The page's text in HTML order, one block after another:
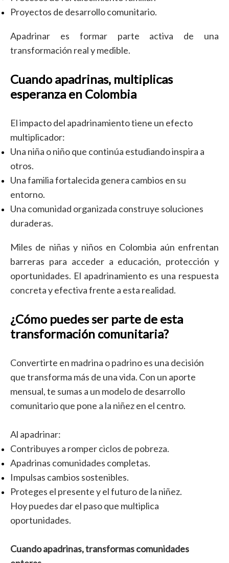
Proyectos de desarrollo comunitario.
Apadrinar es formar parte activa de una
transformación real y medible.
Cuando apadrinas, multiplicas
esperanza en Colombia
El impacto del apadrinamiento tiene un efecto
multiplicador:
Una niña o niño que continúa estudiando inspira a
otros.
Una familia fortalecida genera cambios en su
entorno.
Una comunidad organizada construye soluciones
duraderas.
Miles de niñas y niños en Colombia aún enfrentan
barreras para acceder a educación, protección y
oportunidades. El apadrinamiento es una respuesta
concreta y efectiva frente a esta realidad.
¿Cómo puedes ser parte de esta
transformación comunitaria?
Convertirte en madrina o padrino es una decisión
que transforma más de una vida. Con un aporte
mensual, te sumas a un modelo de desarrollo
comunitario que pone a la niñez en el centro.
Al apadrinar:
Contribuyes a romper ciclos de pobreza.
Apadrinas comunidades completas.
Impulsas cambios sostenibles.
Proteges el presente y el futuro de la niñez.
Hoy puedes dar el paso que multiplica
oportunidades.
Cuando apadrinas, transformas comunidades